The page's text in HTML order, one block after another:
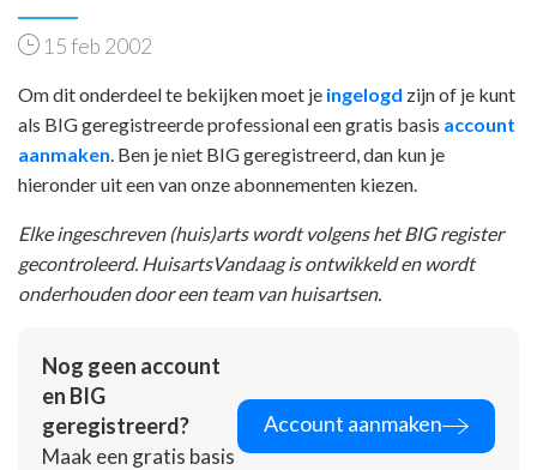
15 feb 2002
Om dit onderdeel te bekijken moet je ingelogd zijn of je kunt
als BIG geregistreerde professional een gratis basis account
aanmaken . Ben je niet BIG geregistreerd, dan kun je
hieronder uit een van onze abonnementen kiezen.
Elke ingeschreven (huis)arts wordt volgens het BIG register
gecontroleerd. HuisartsVandaag is ontwikkeld en wordt
onderhouden door een team van huisartsen.
Nog geen account
en BIG
geregistreerd?
Maak een gratis basis
Account aanmaken